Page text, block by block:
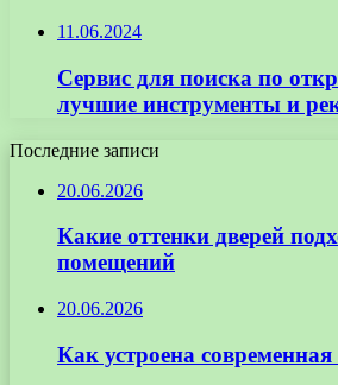
11.06.2024
Сервис для поиска по
лучшие инструменты и
Последние записи
20.06.2026
Какие оттенки дверей
помещений
20.06.2026
Как устроена